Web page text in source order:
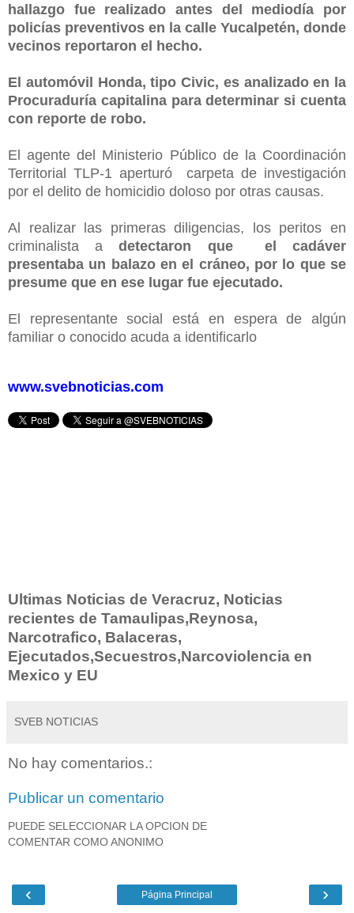
hallazgo fue realizado antes del mediodía por
policías preventivos en la calle Yucalpetén, donde
vecinos reportaron el hecho.
El automóvil Honda, tipo Civic, es analizado en la
Procuraduría capitalina para determinar si cuenta
con reporte de robo.
El agente del Ministerio Público de la Coordinación
Territorial TLP-1 aperturó carpeta de investigación
por el delito de homicidio doloso por otras causas.
Al realizar las primeras diligencias, los peritos en
criminalista adetectaron que el cadáver
presentaba un balazo en el cráneo, por lo que se
presume que en ese lugar fue ejecutado.
El representante social está en espera de algún
familiar o conocido acuda a identificarlo
www.svebnoticias.com
Ultimas Noticias de Veracruz, Noticias
recientes de Tamaulipas,Reynosa,
Narcotrafico, Balaceras,
Ejecutados,Secuestros,Narcoviolencia en
Mexico y EU
SVEB NOTICIAS
No hay comentarios.:
Publicar un comentario
PUEDE SELECCIONAR LA OPCION DE
COMENTAR COMO ANONIMO
‹ ›
Página Principal